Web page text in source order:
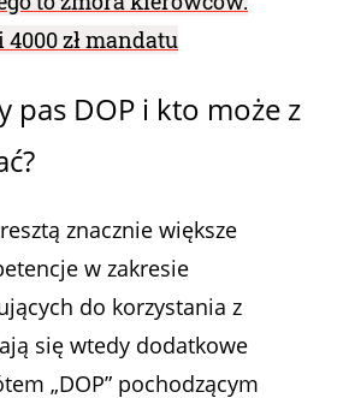
zł mandatu
pas DOP i kto może z
znacznie większe
w zakresie
do korzystania z
się wtedy dodatkowe
„DOP” pochodzącym